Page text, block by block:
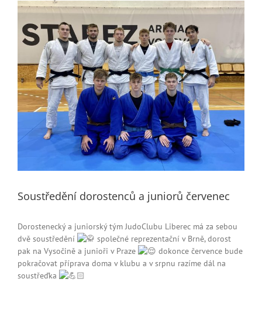
Zobrazit
obrázek
Soustředění dorostenců a juniorů červenec
Dorostenecký a juniorský tým JudoClubu Liberec má za sebou
dvě soustředění
společné reprezentační v Brně, dorost
pak na Vysočině a junioři v Praze
dokonce července bude
pokračovat příprava doma v klubu a v srpnu razíme dál na
soustřeďka